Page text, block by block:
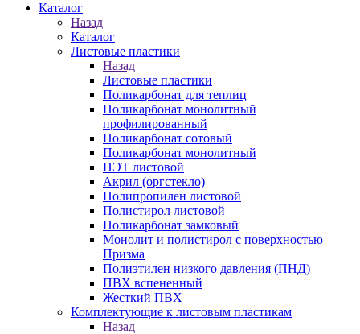
Каталог
Назад
Каталог
Листовые пластики
Назад
Листовые пластики
Поликарбонат для теплиц
Поликарбонат монолитный
профилированный
Поликарбонат сотовый
Поликарбонат монолитный
ПЭТ листовой
Акрил (оргстекло)
Полипропилен листовой
Полистирол листовой
Поликарбонат замковый
Монолит и полистирол с поверхностью
Призма
Полиэтилен низкого давления (ПНД)
ПВХ вспененный
Жесткий ПВХ
Комплектующие к листовым пластикам
Назад